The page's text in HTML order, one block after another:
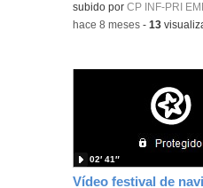
subido porCP INF-PRI
-hace 8 meses -13
02′ 41″